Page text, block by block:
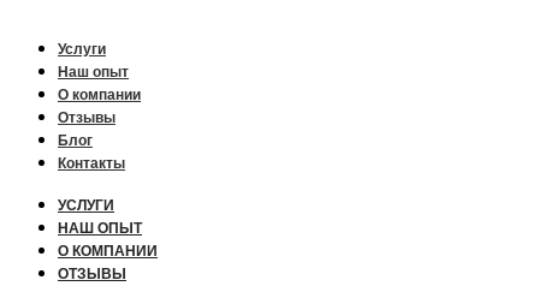
Услуги
Наш опыт
О компании
Отзывы
Блог
Контакты
УСЛУГИ
НАШ ОПЫТ
О КОМПАНИИ
ОТЗЫВЫ